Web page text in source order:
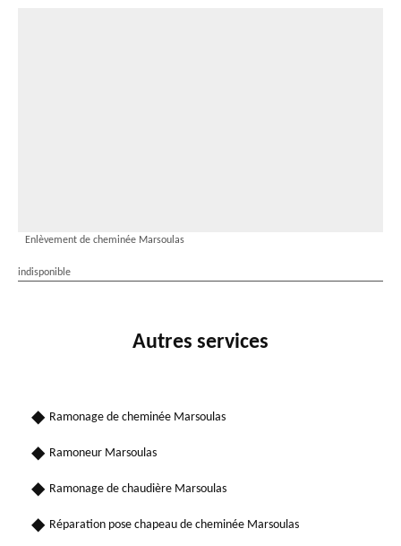
Enlèvement de cheminée Marsoulas
indisponible
Autres services
Ramonage de cheminée Marsoulas
Ramoneur Marsoulas
Ramonage de chaudière Marsoulas
Réparation pose chapeau de cheminée Marsoulas